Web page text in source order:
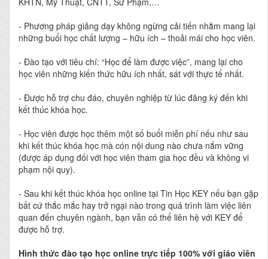
- Phương pháp giảng dạy không ngừng cải tiến nhằm mang lại
những buổi học chất lượng – hữu ích – thoải mái cho học viên.
- Đào tạo với tiêu chí: “Học để làm được việc”, mang lại cho
học viên những kiến thức hữu ích nhất, sát với thực tế nhất.
- Được hỗ trợ chu đáo, chuyên nghiệp từ lúc đăng ký đến khi
kết thúc khóa học.
- Học viên được học thêm một số buổi miễn phí nếu như sau
khi kết thúc khóa học mà cón nội dung nào chưa nắm vững
(được áp dụng đối với học viên tham gia học đều và không vi
phạm nội quy).
- Sau khi kết thúc khóa học online tại Tin Học KEY nếu bạn gặp
bất cứ thắc mắc hay trở ngại nào trong quá trình làm việc liên
quan đến chuyên ngành, bạn vẫn có thể liên hệ với KEY để
được hỗ trợ.
Hình thức đào tạo học online trực tiếp 100% với giáo viên